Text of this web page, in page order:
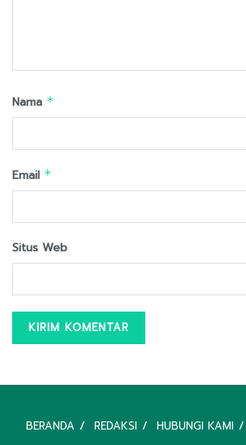
Nama *
Email *
Situs Web
BERANDA REDAKSI HUBUNGI KAMI